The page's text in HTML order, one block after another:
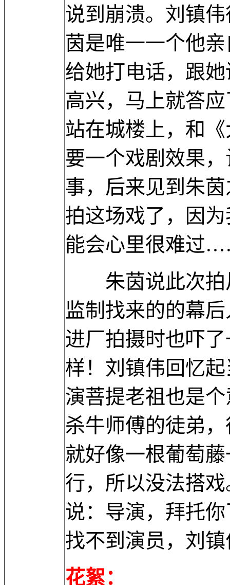
说到崩溃。刘镇
茵是唯一一个他
给她打电话，跟
高兴，马上就答
站在城楼上，和
要一个戏剧效果
事，后来见到朱
拍这场戏了，因
能会心里很难过
朱茵说此次拍
监制找来的的幕
进厂拍摄时也吓
样！刘镇伟回忆
演菩提老祖也是
杀牛师傅的徒弟
就好像一根葡萄
行，所以没法搭
说：导演，拜托
找不到演员，刘
花絮：